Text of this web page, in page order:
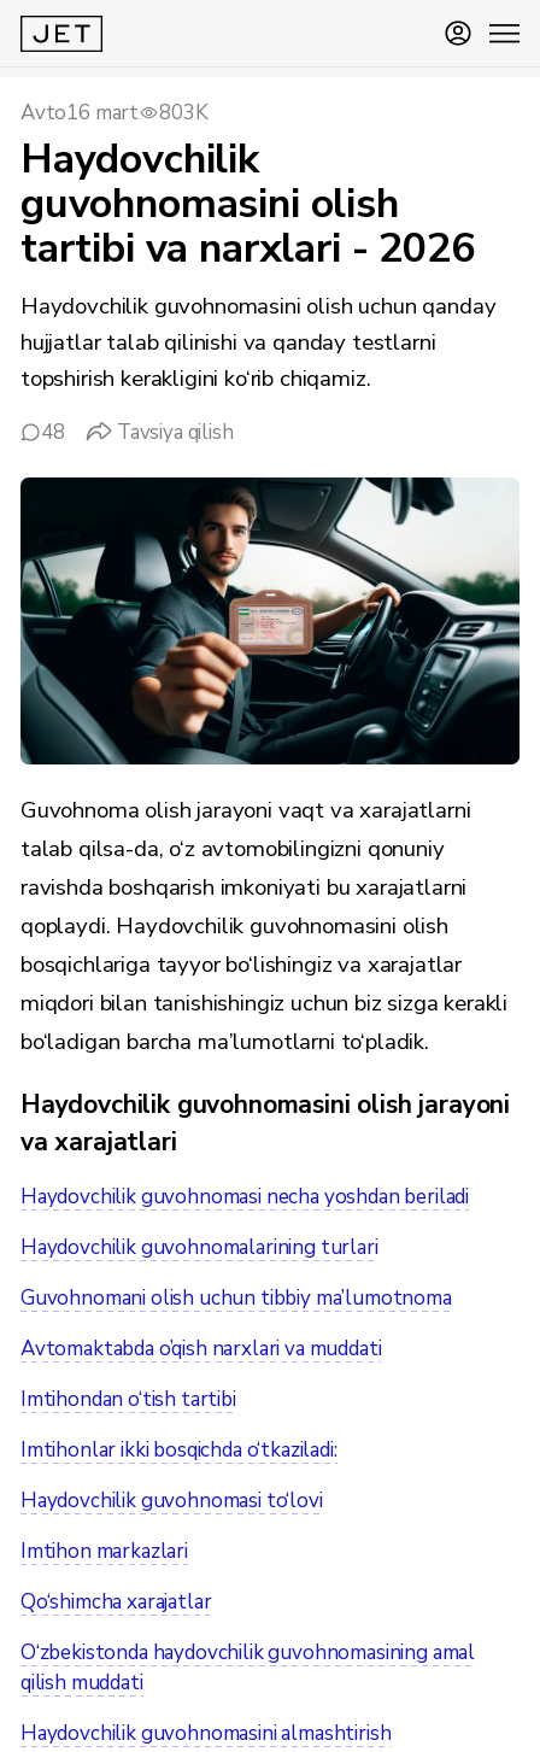
Avto16 mart 803K
Haydovchilik
guvohnomasini olish
tartibi va narxlari - 2026
Haydovchilik guvohnomasini olish uchun qanday
hujjatlar talab qilinishi va qanday testlarni
topshirish kerakligini ko‘rib chiqamiz.
48 Tavsiya qilish
Guvohnoma olish jarayoni vaqt va xarajatlarni
talab qilsa-da, o‘z avtomobilingizni qonuniy
ravishda boshqarish imkoniyati bu xarajatlarni
qoplaydi. Haydovchilik guvohnomasini olish
bosqichlariga tayyor bo‘lishingiz va xarajatlar
miqdori bilan tanishishingiz uchun biz sizga kerakli
bo‘ladigan barcha ma’lumotlarni to‘pladik.
Haydovchilik guvohnomasini olish jarayoni
va xarajatlari
Haydovchilik guvohnomasi necha yoshdan beriladi
Haydovchilik guvohnomalarining turlari
Guvohnomani olish uchun tibbiy ma’lumotnoma
Avtomaktabda o’qish narxlari va muddati
Imtihondan o‘tish tartibi
Imtihonlar ikki bosqichda o‘tkaziladi:
Haydovchilik guvohnomasi to‘lovi
Imtihon markazlari
Qo‘shimcha xarajatlar
O‘zbekistonda haydovchilik guvohnomasining amal
qilish muddati
Haydovchilik guvohnomasini almashtirish